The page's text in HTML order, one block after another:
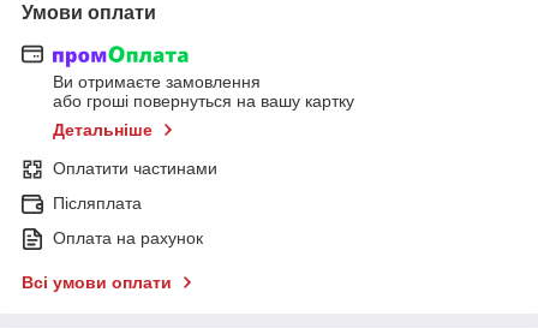
Умови оплати
Ви отримаєте замовлення
або гроші повернуться на вашу картку
Детальніше
Оплатити частинами
Післяплата
Оплата на рахунок
Всі умови оплати